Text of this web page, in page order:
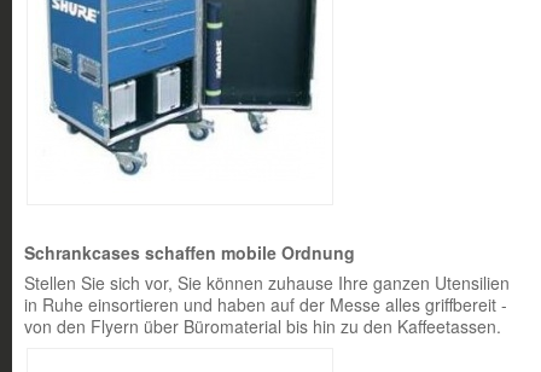
Schrankcases schaffen mobile Ordnung
Stellen Sie sich vor, Sie können zuhause Ihre ganzen Utensilien
in Ruhe einsortieren und haben auf der Messe alles griffbereit -
von den Flyern über Büromaterial bis hin zu den Kaffeetassen.